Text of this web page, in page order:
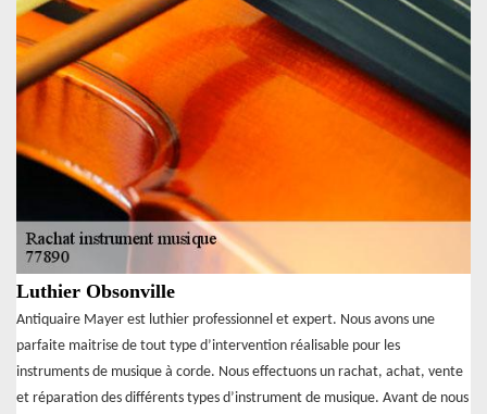
Luthier Obsonville
Antiquaire Mayer est luthier professionnel et expert. Nous avons une
parfaite maitrise de tout type d’intervention réalisable pour les
instruments de musique à corde. Nous effectuons un rachat, achat, vente
et réparation des différents types d’instrument de musique. Avant de nous